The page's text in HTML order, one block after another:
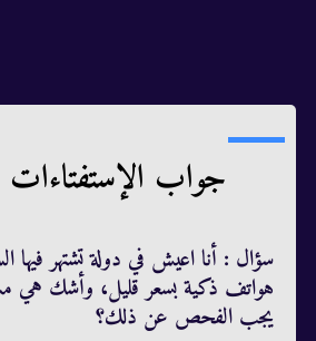
جواب الإستفتاءات
سؤال : أنا اعيش في دولة تشتهر فيها
هواتف ذكية بسعر قليل، وأشك هي
يجب الفحص عن ذلك؟